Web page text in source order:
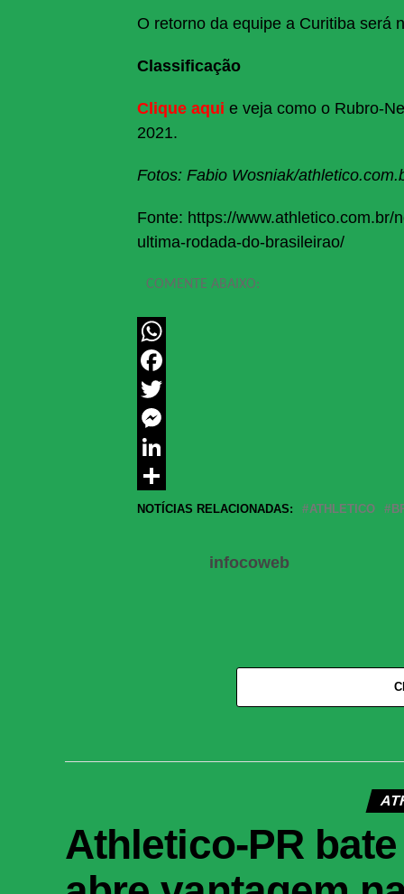
O retorno da equipe a Curitiba será
Classificação
Clique aqui e veja como o Rubro-
2021.
Fotos: Fabio Wosniak/
Fonte: https://
ultima-rodada-do-brasileirao/
COMENTE ABAIXO:
WhatsApp
Facebook
Twitter
Messenger
LinkedIn
Share
NOTÍCIAS RELACIONADAS: ATHLETICO
infocoweb
Athletico-PR